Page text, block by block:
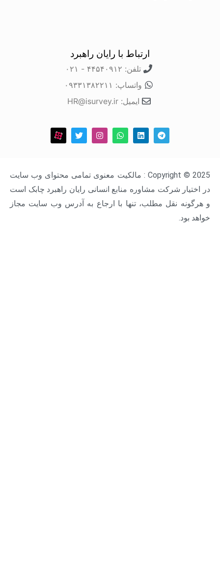
ارتباط با رایان راهبرد
واتساپ: ۰۹۳۳۱۳۸۲۲۱۱
Copyright © 2025 : مالکیت معنوی تمامی محتوای وب سایت
شرکت مشاوره منابع انسانی رایان راهبرد چابک است
نقل مطلب، تنها با ارجاع به آدرس وب سایت مجاز